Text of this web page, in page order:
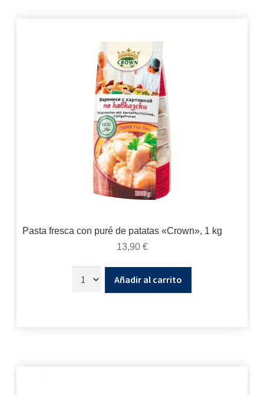
Pasta fresca con puré de patatas «Crown», 1 kg
13,90 €
Añadir al carrito